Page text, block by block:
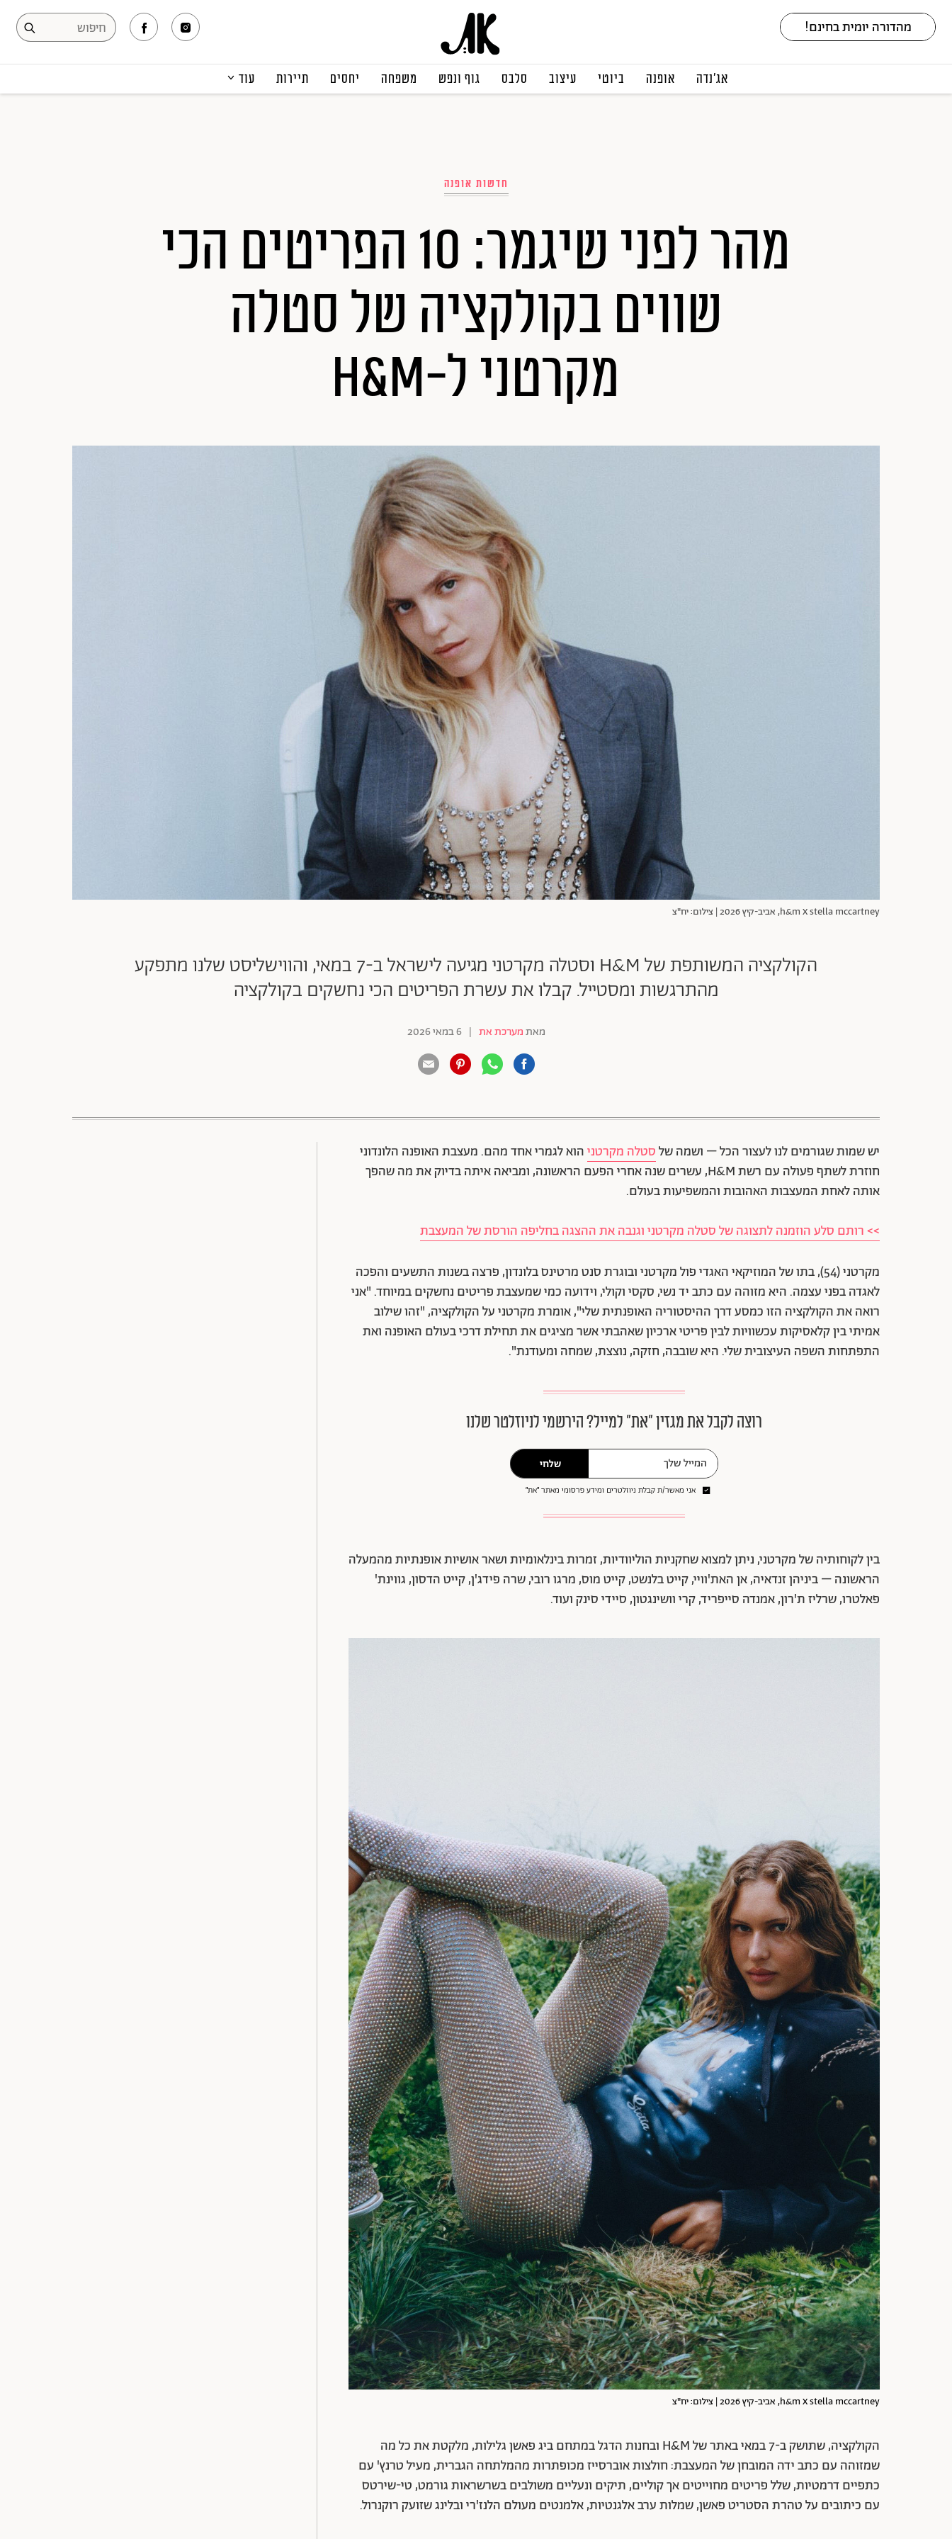
אג׳נדה אופנה ביוטי עיצוב סלבס גוף ונפש משפחה יחסים תיירות עוד
חדשות אופנה
מהר לפני שיגמר: 10 הפריטים הכי
שווים בקולקציה של סטלה
מקרטני ל-H&M
h&m X stella mccartney, אביב-קיץ 2026 | צילום: יח"צ
הקולקציה המשותפת של H&M וסטלה מקרטני מגיעה לישראל ב-7 במאי, והווישליסט שלנו מתפקע
מהתרגשות ומסטייל. קבלו את עשרת הפריטים הכי נחשקים בקולקציה
מאתמערכת את | 6 במאי 2026
יש שמות שגורמים לנו לעצור הכל – ושמה שלסטלה מקרטניהוא לגמרי אחד מהם. מעצבת האופנה הלונדוני
חוזרת לשתף פעולה עם רשת H&M, עשרים שנה אחרי הפעם הראשונה, ומביאה איתה בדיוק את מה שהפך
אותה לאחת המעצבות האהובות והמשפיעות בעולם.
>> רותם סלע הוזמנה לתצוגה של סטלה מקרטני וגנבה את ההצגה בחליפה הורסת של המעצבת
מקרטני (54), בתו של המוזיקאי האגדי פול מקרטני ובוגרת סנט מרטינס בלונדון, פרצה בשנות התשעים והפכה
לאגדה בפני עצמה. היא מזוהה עם כתב יד נשי, סקסי וקולי, וידועה כמי שמעצבת פריטים נחשקים במיוחד. "אני
רואה את הקולקציה הזו כמסע דרך ההיסטוריה האופנתית שלי", אומרת מקרטני על הקולקציה, "זהו שילוב
אמיתי בין קלאסיקות עכשוויות לבין פריטי ארכיון שאהבתי אשר מציגים את תחילת דרכי בעולם האופנה ואת
התפתחות השפה העיצובית שלי. היא שובבה, חזקה, נוצצת, שמחה ומעודנת".
רוצה לקבל את מגזין ״את״ למייל? הירשמי לניוזלטר שלנו
שלחי
אני מאשר/ת קבלת ניוזלטרים ומידע פרסומי מאתר ״את״
בין לקוחותיה של מקרטני, ניתן למצוא שחקניות הוליוודיות, זמרות בינלאומיות ושאר אושיות אופנתיות מהמעלה
הראשונה – ביניהן זנדאיה, אן האת'וויי, קייט בלנשט, קייט מוס, מרגו רובי, שרה פידג'ן, קייט הדסון, גווינת'
פאלטרו, שרליז ת'רון, אמנדה סייפריד, קרי וושינגטון, סיידי סינק ועוד.
h&m X stella mccartney, אביב-קיץ 2026 | צילום: יח"צ
הקולקציה, שתושק ב-7 במאי באתר של H&M ובחנות הדגל במתחם ביג פאשן גלילות, מלקטת את כל מה
שמזוהה עם כתב ידה המובחן של המעצבת: חולצות אוברסייז מכופתרות מהמלתחה הגברית, מעיל טרנץ' עם
כתפיים דרמטיות, שלל פריטים מחוייטים אך קוליים, תיקים ונעליים משולבים בשרשראות גורמט, טי-שירטס
עם כיתובים על טהרת הסטריט פאשן, שמלות ערב אלגנטיות, אלמנטים מעולם הלנז'רי ובלינג שזועק רוקנרול.